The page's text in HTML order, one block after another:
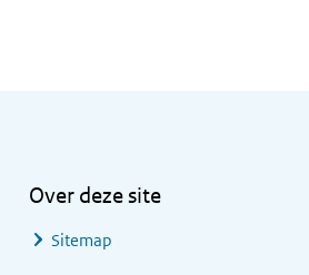
Over deze site
Sitemap